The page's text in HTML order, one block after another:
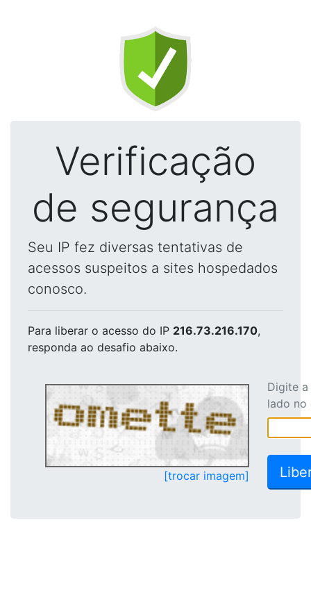
Verificação
de segurança
Seu IP fez diversas tentativas de
acessos suspeitos a sites hospedados
conosco.
Para liberar o acesso do IP 216.73.216.170,
responda ao desafio abaixo.
[trocar imagem]
Digite
lado no